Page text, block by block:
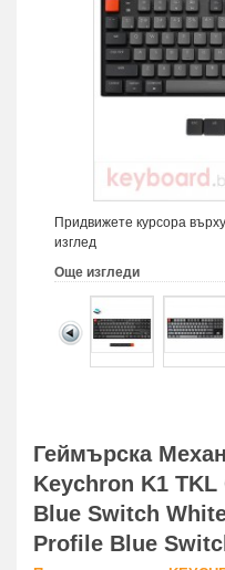
Придвижете курсора
изглед
Още изгледи
Геймърска
Keychron K1
Blue Switch
Profile Blue